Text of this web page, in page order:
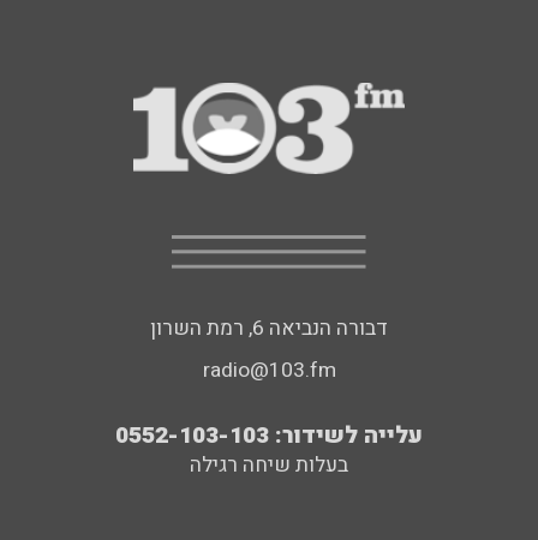
דבורה הנביאה 6, רמת השרון
radio@103.fm
עלייה לשידור: 0552-103-103
בעלות שיחה רגילה